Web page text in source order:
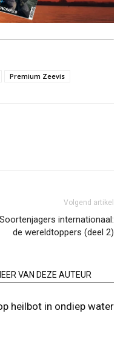
Premium Zeevis
Volgend artikel
Soortenjagers internationaal:
de wereldtoppers (deel 2)
VAN DEZE AUTEUR
heilbot in ondiep water